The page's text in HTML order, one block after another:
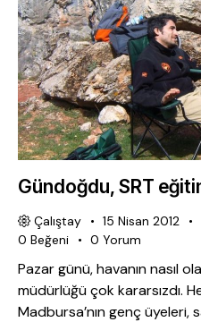
Gündoğdu, SRT
Çalıştay 15 Nisan 2012
0 Beğeni 0 Yorum
Pazar günü, havanın nasıl
müdürlüğü çok kararsızdı.
Madbursa’nın genç üyeleri,